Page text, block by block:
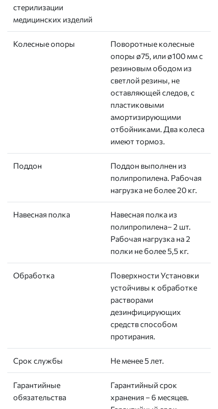
стерилизации
медицинских изделий
Колесные опоры
Поворотные колесные
опоры ø75, или ø100 мм с
резиновым ободом из
светлой резины, не
оставляющей следов, с
пластиковыми
амортизирующими
отбойниками. Два колеса
имеют тормоз.
Поддон
Поддон выполнен из
полипропилена. Рабочая
нагрузка не более 20 кг.
Навесная полка
Навесная полка из
полипропилена– 2 шт.
Рабочая нагрузка на 2
полки не более 5,5 кг.
Обработка
Поверхности Установки
устойчивы к обработке
растворами
дезинфицирующих
средств способом
протирания.
Срок службы Не менее 5 лет.
Гарантийные
обязательства
Гарантийный срок
хранения – 6 месяцев.